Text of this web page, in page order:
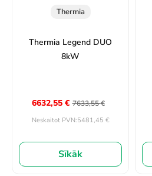
Thermia
Thermia Legend DUO
8kW
7633,55€
6632,55 €
Neskaitot PVN:5481,45 €
Sīkāk